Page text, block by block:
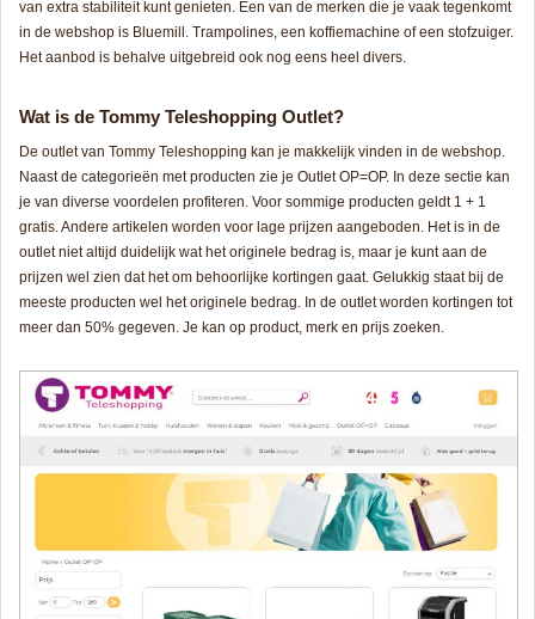
van extra stabiliteit kunt genieten. Een van de merken die je vaak tegenkomt
in de webshop is Bluemill. Trampolines, een koffiemachine of een stofzuiger.
Het aanbod is behalve uitgebreid ook nog eens heel divers.
Wat is de Tommy Teleshopping Outlet?
De outlet van Tommy Teleshopping kan je makkelijk vinden in de webshop.
Naast de categorieën met producten zie je Outlet OP=OP. In deze sectie kan
je van diverse voordelen profiteren. Voor sommige producten geldt 1 + 1
gratis. Andere artikelen worden voor lage prijzen aangeboden. Het is in de
outlet niet altijd duidelijk wat het originele bedrag is, maar je kunt aan de
prijzen wel zien dat het om behoorlijke kortingen gaat. Gelukkig staat bij de
meeste producten wel het originele bedrag. In de outlet worden kortingen tot
meer dan 50% gegeven. Je kan op product, merk en prijs zoeken.